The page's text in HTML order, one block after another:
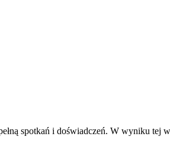
spotkań i doświadczeń. W wyniku